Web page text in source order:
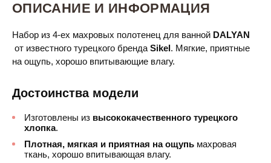
ОПИСАНИЕ И ИНФОРМАЦИЯ
Набор из 4-ех махровых полотенец для ванной DALYAN​
от известного турецкого бренда Sikel. Мягкие, приятные
на ощупь, хорошо впитывающие влагу.
Достоинства модели
Изготовлены из высококачественного турецкого
хлопка.
Плотная, мягкая и приятная на ощупь махровая
ткань, хорошо впитывающая влагу.